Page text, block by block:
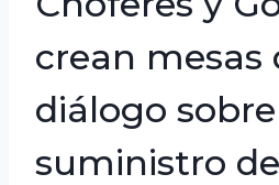
crean mesas
diálogo sobre
suministro de